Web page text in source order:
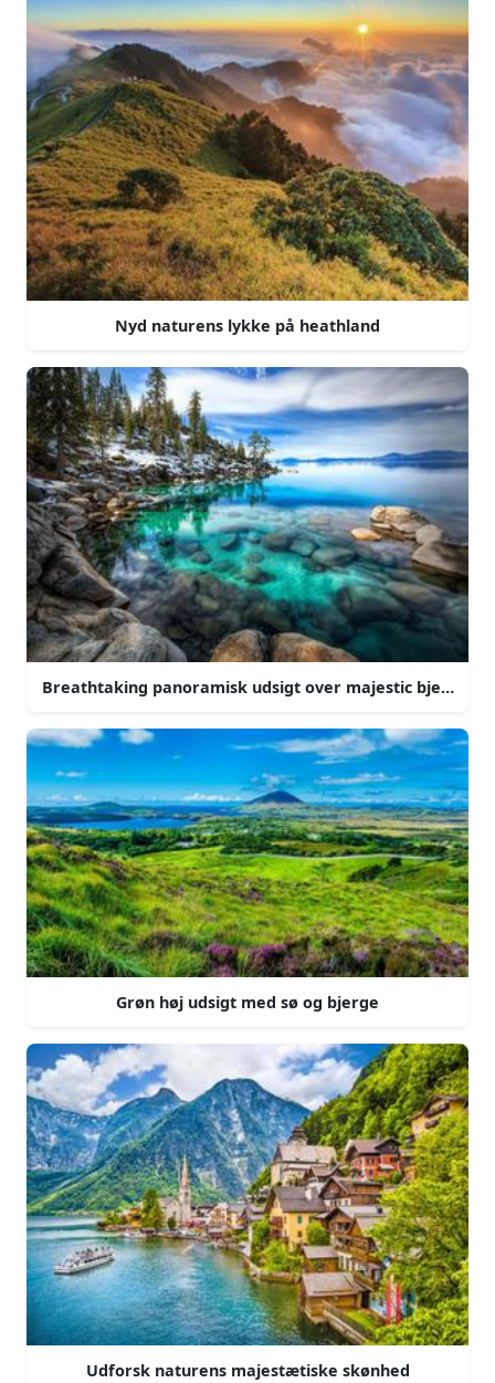
Nyd naturens lykke på heathland
Breathtaking panoramisk udsigt over majestic
Grøn høj udsigt med sø og bjerge
Udforsk naturens majestætiske skønhed